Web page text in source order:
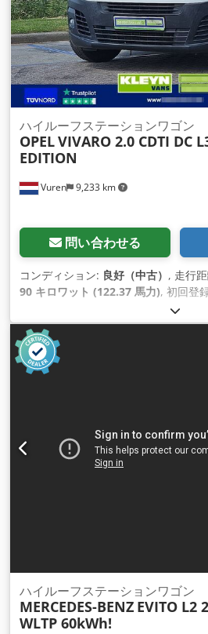
Vuren 9,233 km
ハイルーフステーションワゴン
OPELVIVARO 2.0 CDTI DC
EDITION
問い合わせる
コンディション: 良好（中古） , 走行
90 キロワット (122.37 馬力), 初回登
215/65R16
イールベース:3,280 mm, 燃料:ディ
デイキャブ
座席数:5
荷室長:
ビゲーションシステム, ブルートゥー
電動ミラー,
ハイルーフステーションワゴン
MERCEDES-BENZ EVITO L2
WLTP 60kWh!